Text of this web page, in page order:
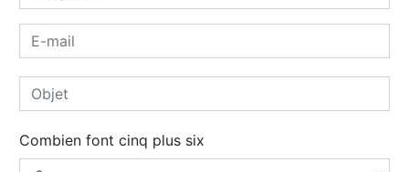
Combien font cinq plus six